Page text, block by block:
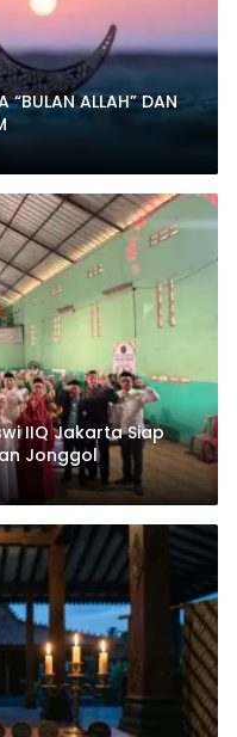
“BULAN ALLAH” DAN
IIQ Jakarta Siap
Jonggol